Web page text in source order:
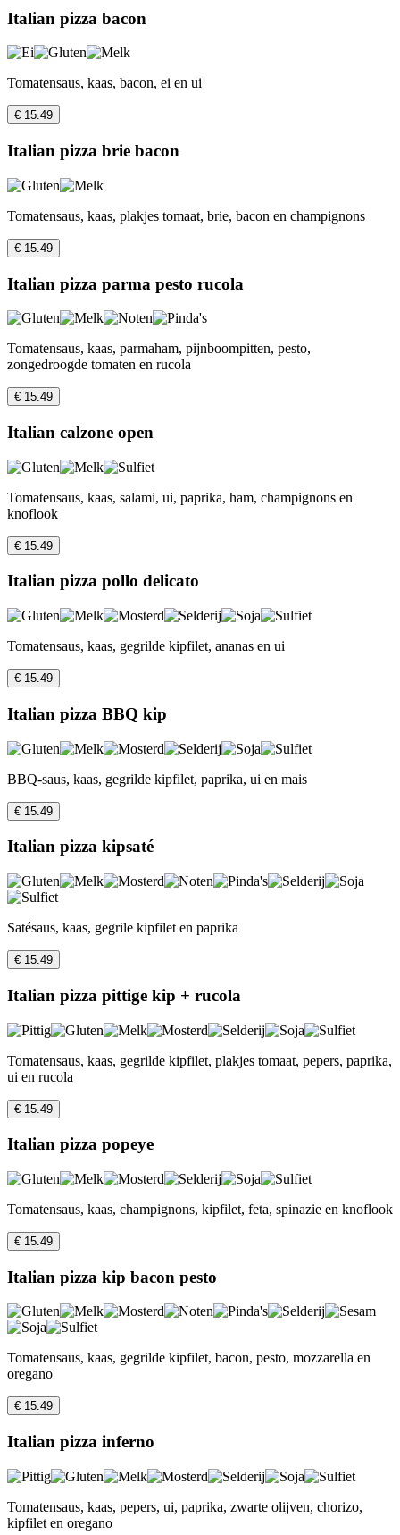
Italian pizza bacon
Tomatensaus, kaas, bacon, ei en ui
€ 15.49
Italian pizza brie bacon
Tomatensaus, kaas, plakjes tomaat, brie, bacon en champignons
€ 15.49
Italian pizza parma pesto rucola
Tomatensaus, kaas, parmaham, pijnboompitten, pesto,
zongedroogde tomaten en rucola
€ 15.49
Italian calzone open
Tomatensaus, kaas, salami, ui, paprika, ham, champignons en
knoflook
€ 15.49
Italian pizza pollo delicato
Tomatensaus, kaas, gegrilde kipfilet, ananas en ui
€ 15.49
Italian pizza BBQ kip
BBQ-saus, kaas, gegrilde kipfilet, paprika, ui en mais
€ 15.49
Italian pizza kipsaté
Satésaus, kaas, gegrile kipfilet en paprika
€ 15.49
Italian pizza pittige kip + rucola
Tomatensaus, kaas, gegrilde kipfilet, plakjes tomaat, pepers, paprika,
ui en rucola
€ 15.49
Italian pizza popeye
Tomatensaus, kaas, champignons, kipfilet, feta, spinazie en knoflook
€ 15.49
Italian pizza kip bacon pesto
Tomatensaus, kaas, gegrilde kipfilet, bacon, pesto, mozzarella en
oregano
€ 15.49
Italian pizza inferno
Tomatensaus, kaas, pepers, ui, paprika, zwarte olijven, chorizo,
kipfilet en oregano